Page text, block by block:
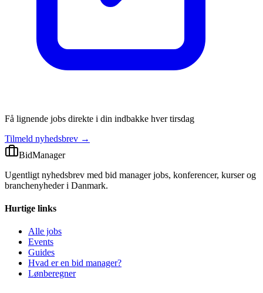
Få lignende jobs direkte i din indbakke hver tirsdag
Tilmeld nyhedsbrev →
BidManager
Ugentligt nyhedsbrev med bid manager jobs, konferencer, kurser og
branchenyheder i Danmark.
Hurtige links
Alle jobs
Events
Guides
Hvad er en bid manager?
Lønberegner